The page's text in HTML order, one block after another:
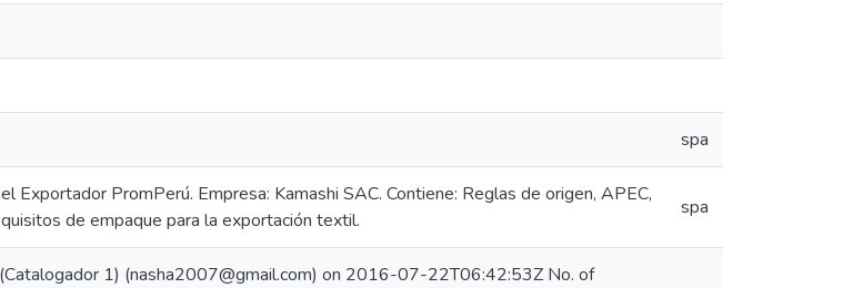
spa
Exportador PromPerú. Empresa: Kamashi SAC. Contiene: Reglas de origen, APEC,
de empaque para la exportación textil.
spa
1) (nasha2007@gmail.com) on 2016-07-22T06:42:53Z No. of